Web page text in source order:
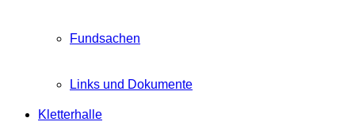
Fundsachen
Links und Dokumente
Kletterhalle